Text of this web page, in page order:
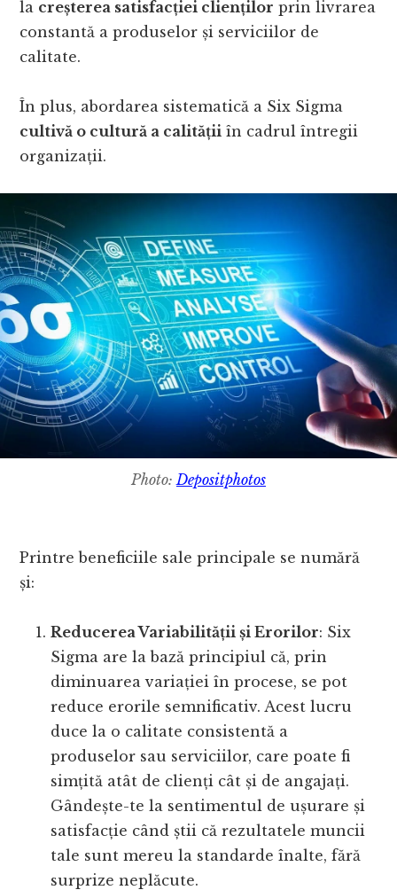
la creșterea satisfacției clienților prin livrarea
constantă a produselor și serviciilor de
calitate.
În plus, abordarea sistematică a Six Sigma
cultivă o cultură a calității în cadrul întregii
organizații.
Photo: Depositphotos
Printre beneficiile sale principale se numără
și:
Reducerea Variabilității și Erorilor: Six
Sigma are la bază principiul că, prin
diminuarea variației în procese, se pot
reduce erorile semnificativ. Acest lucru
duce la o calitate consistentă a
produselor sau serviciilor, care poate fi
simțită atât de clienți cât și de angajați.
Gândește-te la sentimentul de ușurare și
satisfacție când știi că rezultatele muncii
tale sunt mereu la standarde înalte, fără
surprize neplăcute.